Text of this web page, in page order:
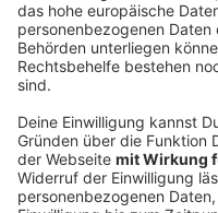
powered by
euch hier anschauen.
Anzeige
Einem Stück Käse
herunterlaufen
Anzeige